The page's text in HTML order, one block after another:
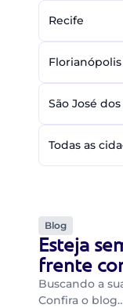
Recife
Florianópolis
São José
Todas as
Blog
Esteja
frente
Buscando a
Confira o